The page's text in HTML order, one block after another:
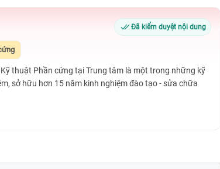
Đã kiểm duyệt nội dung
Kỹ thuật Phần cứng tại Trung tâm là một trong những kỹ
sở hữu hơn 15 năm kinh nghiệm đào tạo - sửa chữa